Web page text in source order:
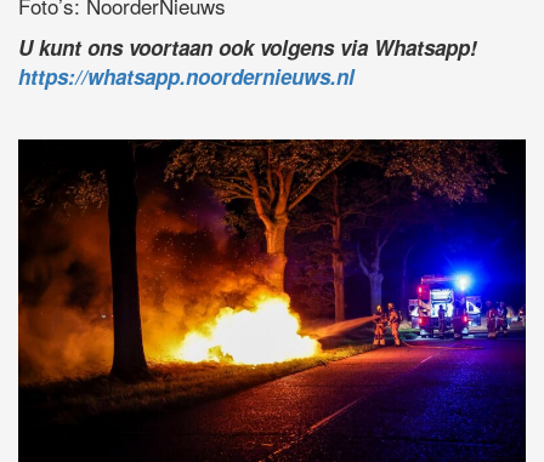
U kunt ons voortaan ook volgens via Whatsapp!
https://whatsapp.noordernieuws.nl